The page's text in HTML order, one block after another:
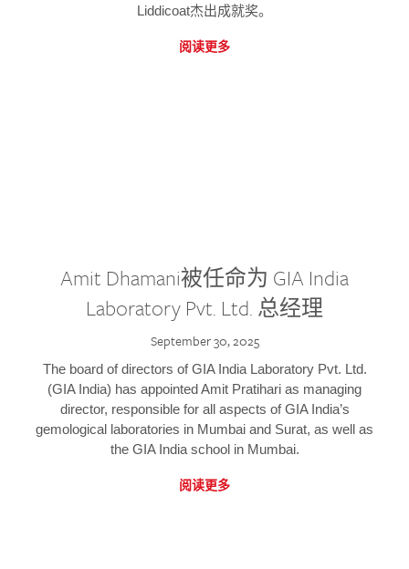
Liddicoat杰出成就奖。
阅读更多
Amit Dhamani被任命为 GIA India
Laboratory Pvt. Ltd. 总经理
September 30, 2025
The board of directors of GIA India Laboratory Pvt. Ltd.
(GIA India) has appointed Amit Pratihari as managing
director, responsible for all aspects of GIA India’s
gemological laboratories in Mumbai and Surat, as well as
the GIA India school in Mumbai.
阅读更多